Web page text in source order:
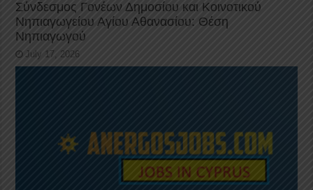
Σύνδεσμος Γονέων Δημοσίου και Κοινοτικού
Νηπιαγωγείου Αγίου Αθανασίου: Θέση
Νηπιαγωγού
July 17, 2026